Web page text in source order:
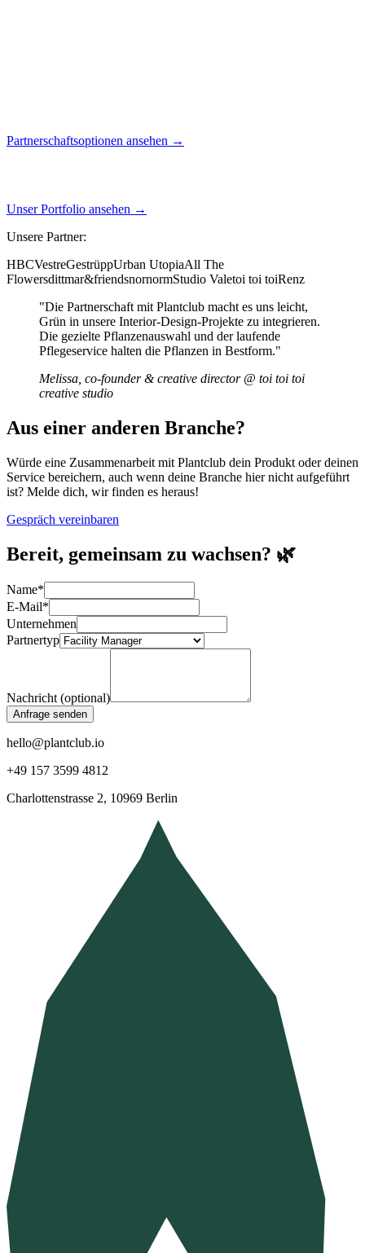
Partnerschaftsoptionen ansehen →
Unser Portfolio ansehen →
Unsere Partner:
HBCVestreGestrüppUrban UtopiaAll The
Flowersdittmar&friendsnornormStudio Valetoi toi toiRenz
"Die Partnerschaft mit Plantclub macht es uns leicht,
Grün in unsere Interior-Design-Projekte zu integrieren.
Die gezielte Pflanzenauswahl und der laufende
Pflegeservice halten die Pflanzen in Bestform."
Melissa, co-founder & creative director @ toi toi toi
creative studio
Aus einer anderen Branche?
Würde eine Zusammenarbeit mit Plantclub dein Produkt oder deinen
Service bereichern, auch wenn deine Branche hier nicht aufgeführt
ist? Melde dich, wir finden es heraus!
Gespräch vereinbaren
Bereit, gemeinsam zu wachsen? 🌿
Name*
E-Mail*
Unternehmen
Partnertyp
Nachricht (optional)
Anfrage senden
hello@plantclub.io
+49 157 3599 4812
Charlottenstrasse 2, 10969 Berlin